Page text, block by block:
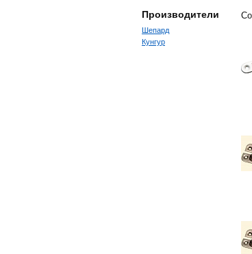
Производители
Шепард
Кунгур